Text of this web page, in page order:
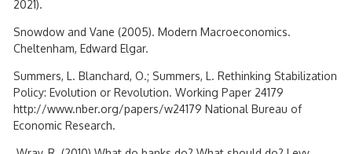
2021).
Snowdow and Vane (2005). Modern Macroeconomics.
Cheltenham, Edward Elgar.
Summers, L. Blanchard, O.; Summers, L. Rethinking Stabilization
Policy: Evolution or Revolution. Working Paper 24179
http://www.nber.org/papers/w24179 National Bureau of
Economic Research.